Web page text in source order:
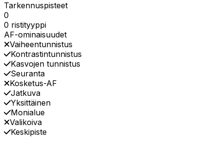
Tarkennuspisteet
0
0 ristityyppi
AF-ominaisuudet
Vaiheentunnistus
Kontrastintunnistus
Kasvojen tunnistus
Seuranta
Kosketus-AF
Jatkuva
Yksittäinen
Monialue
Valikoiva
Keskipiste